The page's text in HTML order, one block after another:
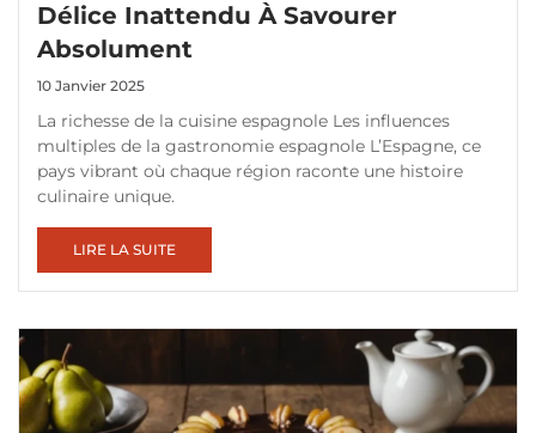
Délice Inattendu À Savourer
Absolument
10 Janvier 2025
La richesse de la cuisine espagnole Les influences
multiples de la gastronomie espagnole L’Espagne, ce
pays vibrant où chaque région raconte une histoire
culinaire unique.
LIRE LA SUITE